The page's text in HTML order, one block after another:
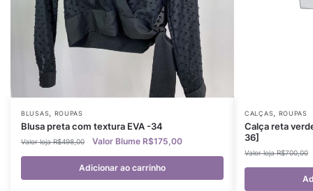
BLUSAS, ROUPAS
Blusa preta com textura EVA -34
R$498,00 R$175,00
Adicionar ao carrinho
CALÇAS, ROUPAS
Calça reta
36]
R$700,00